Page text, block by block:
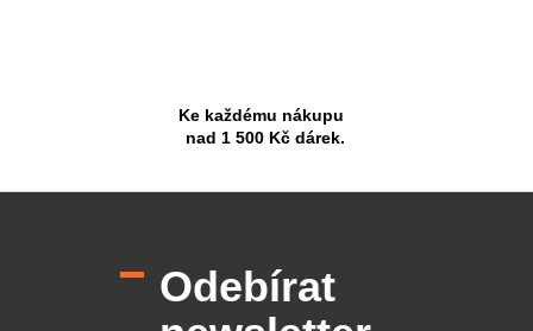
Ke každému nákupu
nad 1 500 Kč dárek.
Odebírat